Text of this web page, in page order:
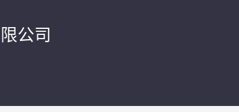
公司